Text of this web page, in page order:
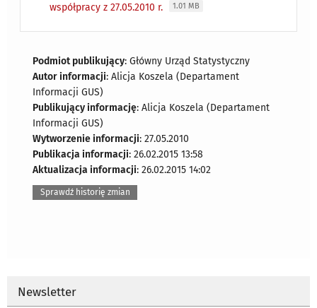
współpracy z 27.05.2010 r.
1.01 MB
Podmiot publikujący: Główny Urząd Statystyczny
Autor informacji: Alicja Koszela (Departament
Informacji GUS)
Publikujący informację: Alicja Koszela (Departament
Informacji GUS)
Wytworzenie informacji: 27.05.2010
Publikacja informacji: 26.02.2015 13:58
Aktualizacja informacji: 26.02.2015 14:02
Sprawdź historię zmian
Newsletter